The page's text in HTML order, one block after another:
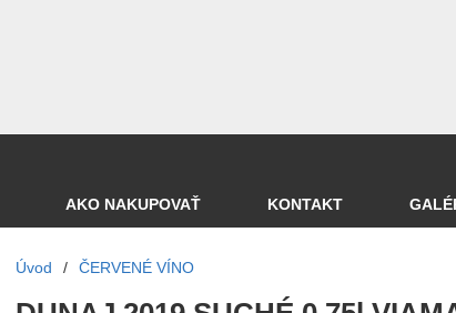
AKO NAKUPOVAŤ KONTAKT
Úvod / ČERVENÉ VÍNO